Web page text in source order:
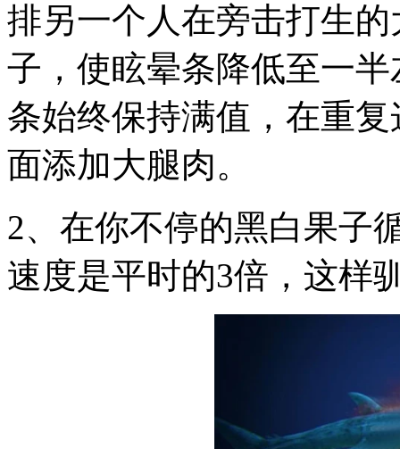
排另一个人在旁击打生
子，使眩晕条降低至一
条始终保持满值，在重
面添加大腿肉。
2、在你不停的黑白果子
速度是平时的3倍，这样